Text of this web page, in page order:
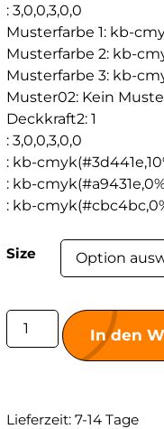
: 3,0,0,3,0,0
Musterfarbe 1: kb-
Musterfarbe 2: kb-
Musterfarbe 3: kb-
Muster02: Kein
Deckkraft2: 1
: 3,0,0,3,0,0
: kb-
: kb-
: kb-
Size
In den
Lieferzeit: 7-14 Tage